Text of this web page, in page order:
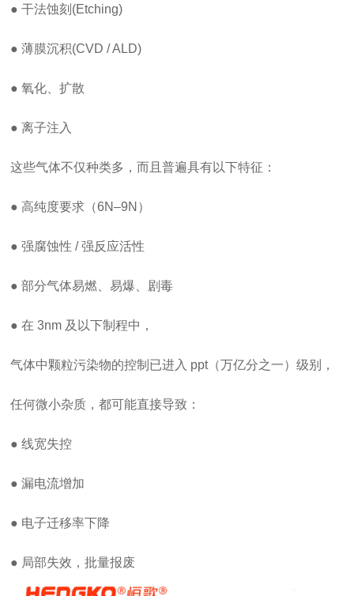
● 干法蚀刻(Etching)
● 薄膜沉积(CVD / ALD)
● 氧化、扩散
● 离子注入
这些气体不仅种类多，而且普遍具有以下特征：
● 高纯度要求（6N–9N）
● 强腐蚀性 / 强反应活性
● 部分气体易燃、易爆、剧毒
● 在 3nm 及以下制程中，
气体中颗粒污染物的控制已进入 ppt（万亿分之一）级别，
任何微小杂质，都可能直接导致：
● 线宽失控
● 漏电流增加
● 电子迁移率下降
● 局部失效，批量报废